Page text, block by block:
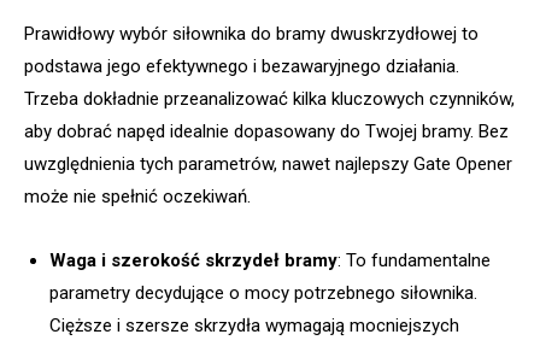
Prawidłowy wybór siłownika do bramy dwuskrzydłowej to
podstawa jego efektywnego i bezawaryjnego działania.
Trzeba dokładnie przeanalizować kilka kluczowych czynników,
aby dobrać napęd idealnie dopasowany do Twojej bramy. Bez
uwzględnienia tych parametrów, nawet najlepszy Gate Opener
może nie spełnić oczekiwań.
Waga i szerokość skrzydeł bramy: To fundamentalne
parametry decydujące o mocy potrzebnego siłownika.
Cięższe i szersze skrzydła wymagają mocniejszych